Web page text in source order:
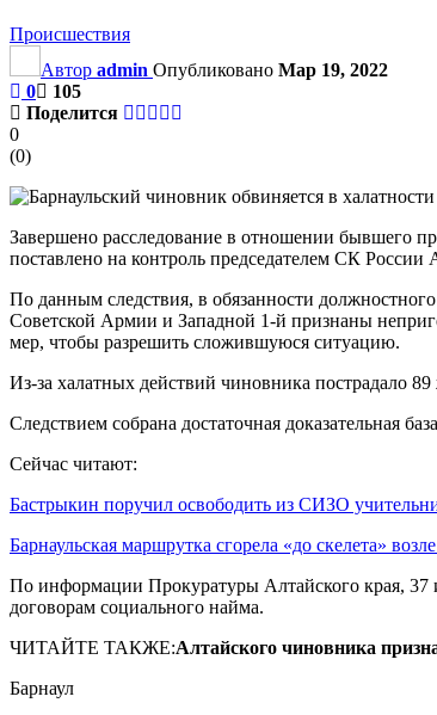
Происшествия
Автор admin Опубликовано Мар 19, 2022
0
105
Поделится
0
(0)
Завершено расследование в отношении бывшего
поставлено на контроль председателем СК
По данным следствия, в обязанности
Советской Армии и Западной 1-й признаны
мер, чтобы разрешить сложившуюся ситуацию.
Из-за халатных действий чиновника пострадало
Следствием собрана достаточная доказательная
Сейчас читают:
Бастрыкин поручил освободить из СИЗО
Барнаульская маршрутка сгорела «до скелета»
По информации Прокуратуры Алтайского края, 37
договорам социального найма.
ЧИТАЙТЕ ТАКЖЕ:Алтайского чиновника
Барнаул